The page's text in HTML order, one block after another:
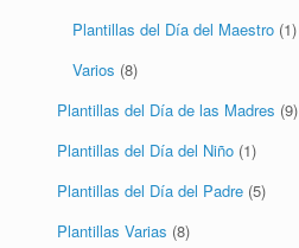
Plantillas del Día del Maestro (1)
Varios (8)
Plantillas del Día de las Madres (9)
Plantillas del Día del Niño (1)
Plantillas del Día del Padre (5)
Plantillas Varias (8)